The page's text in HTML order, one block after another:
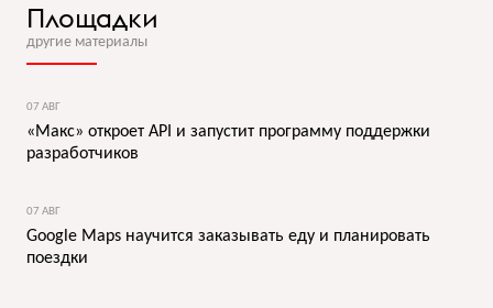
Площадки
другие материалы
07 АВГ
«Макс» откроет API и запустит программу поддержки
разработчиков
07 АВГ
Google Maps научится заказывать еду и планировать
поездки